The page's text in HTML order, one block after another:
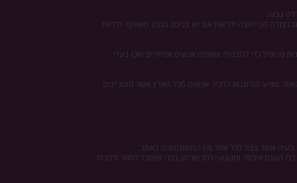
גבוה.
בצורה הכי טובה ולראות אם יש בניכם מכנה משותף ולדעת
פרופיל כדי להבטיח שאותם אנשים אמיתיים ואכן בעלי
מציע הזדמנות להכיר אנשים מכל הארץ אשר מעוניינים
בעיה אשר צצה לכל אחד מין המשתמשים באתר.
איכותי ומקצועי ככל שניתן בכדי שתוכל לחזור ולהנות